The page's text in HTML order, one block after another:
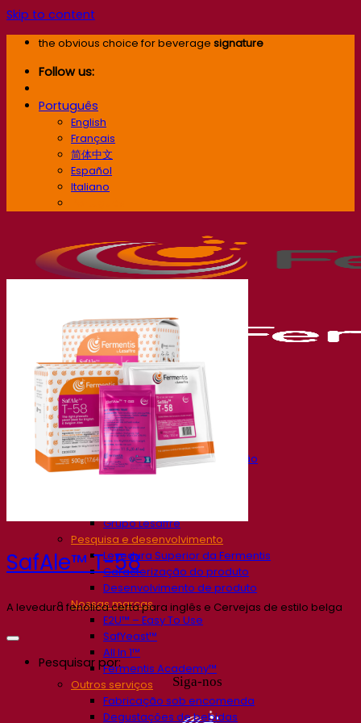
Skip to content
the obvious choice for beverage signature
Follow us:
Português
English
Français
简体中文
Español
Italiano
Nossa empresa
Sobre nós
Especialista em fermentação
O Campus Fermentis
Grupo Lesaffre
Pesquisa e desenvolvimento
Levedura Superior da Fermentis
Caracterização do produto
Desenvolvimento de produto
Nossas marcas
E2U™ – Easy To Use
SafYeast™
All In 1™
Fermentis Academy™
Outros serviços
Fabricação sob encomenda
Degustações de bebidas
SafAle™ T-58
A levedura fenólica certa para inglês e Cervejas de estilo belga
Siga-nos
Pesquisar por: